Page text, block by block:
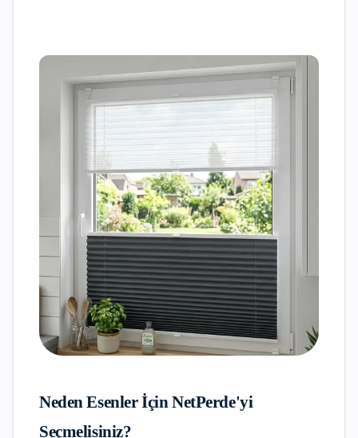
NedenEsenlerİçin NetPerde'yi
Seçmelisiniz?